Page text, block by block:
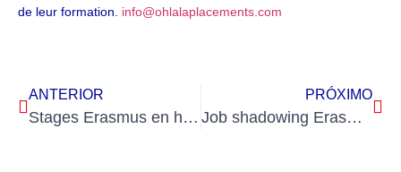
de leur formation. info@ohlalaplacements.com
ANTERIOR
Stages Erasmus en hôtellerie de luxe en Europe : un véritable tremplin pour votre carrière
PRÓXIMO
Job shadowing Erasmus + : une formidable et enrichissante opportunité pour les enseignants / formateurs